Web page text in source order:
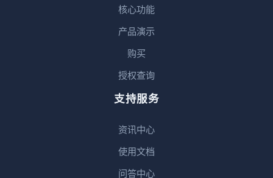
核心功能
产品演示
购买
授权查询
支持服务
资讯中心
使用文档
问答中心